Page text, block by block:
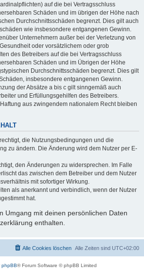
auf die bei Vertragsschluss
Schäden und im übrigen der Höhe nach
Durchschnittsschäden begrenzt. Dies gilt auch
wie insbesondere entgangenen Gewinn.
Unternehmern außer bei der Verletzung von
oder vorsätzlichem oder grob
des Betreibers auf die bei Vertragsschluss
Schäden und im Übrigen der Höhe
Durchschnittsschäden begrenzt. Dies gilt
insbesondere entgangenen Gewinn.
der Absätze a bis c gilt sinngemäß auch
und Erfüllungsgehilfen des Betreibers.
aus zwingendem nationalem Recht bleiben
die Nutzungsbedingungen und die
zu ändern. Die Änderung wird dem Nutzer per E-
den Änderungen zu widersprechen. Im Falle
das zwischen dem Betreiber und dem Nutzer
mit sofortiger Wirkung.
als anerkannt und verbindlich, wenn der Nutzer
hat.
Umgang mit deinen persönlichen Daten
enthalten.
Alle Zeiten sind UTC+02:00
Alle Cookies löschen
phpBB® Forum Software © phpBB Limited